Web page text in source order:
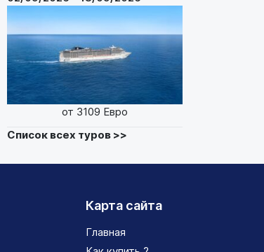
от 3109 Евро
Список всех туров >>
Карта сайта
Главная